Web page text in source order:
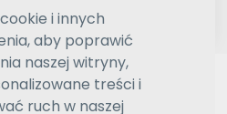
i innych
aby poprawić
naszej witryny,
treści i
ruch w naszej
zaawansowane